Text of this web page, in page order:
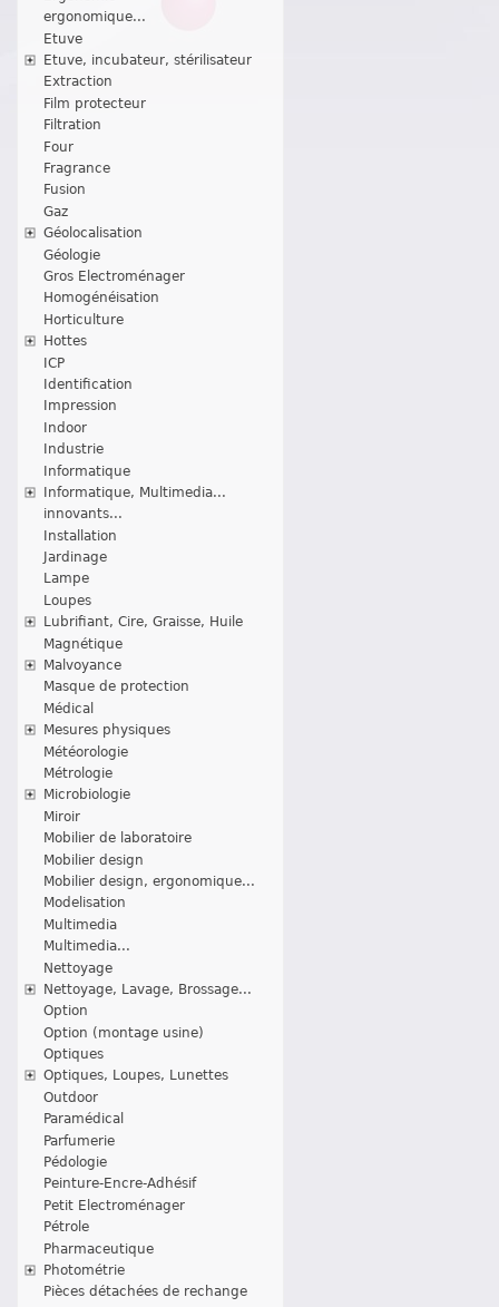
ergonomique...
Etuve
Etuve, incubateur, stérilisateur
Extraction
Film protecteur
Filtration
Four
Fragrance
Fusion
Gaz
Géolocalisation
Géologie
Gros Electroménager
Homogénéisation
Horticulture
Hottes
ICP
Identification
Impression
Indoor
Industrie
Informatique
Informatique, Multimedia...
innovants...
Installation
Jardinage
Lampe
Loupes
Lubrifiant, Cire, Graisse, Huile
Magnétique
Malvoyance
Masque de protection
Médical
Mesures physiques
Météorologie
Métrologie
Microbiologie
Miroir
Mobilier de laboratoire
Mobilier design
Mobilier design, ergonomique...
Modelisation
Multimedia
Multimedia...
Nettoyage
Nettoyage, Lavage, Brossage...
Option
Option (montage usine)
Optiques
Optiques, Loupes, Lunettes
Outdoor
Paramédical
Parfumerie
Pédologie
Peinture-Encre-Adhésif
Petit Electroménager
Pétrole
Pharmaceutique
Photométrie
Pièces détachées de rechange